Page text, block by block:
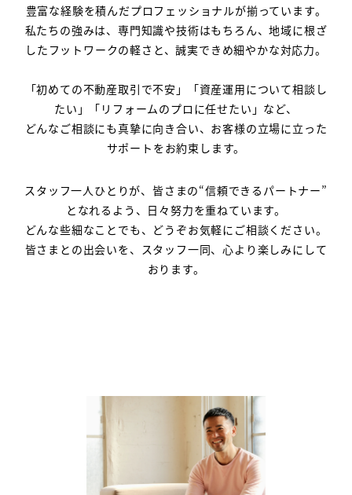
豊富な経験を積んだプロフェッショナルが揃っています。
私たちの強みは、専門知識や技術はもちろん、地域に根ざ
したフットワークの軽さと、誠実できめ細やかな対応力。
「初めての不動産取引で不安」「資産運用について相談し
たい」「リフォームのプロに任せたい」など、
どんなご相談にも真摯に向き合い、お客様の立場に立った
サポートをお約束します。
スタッフ一人ひとりが、皆さまの“信頼できるパートナー”
となれるよう、日々努力を重ねています。
どんな些細なことでも、どうぞお気軽にご相談ください。
皆さまとの出会いを、スタッフ一同、心より楽しみにして
おります。